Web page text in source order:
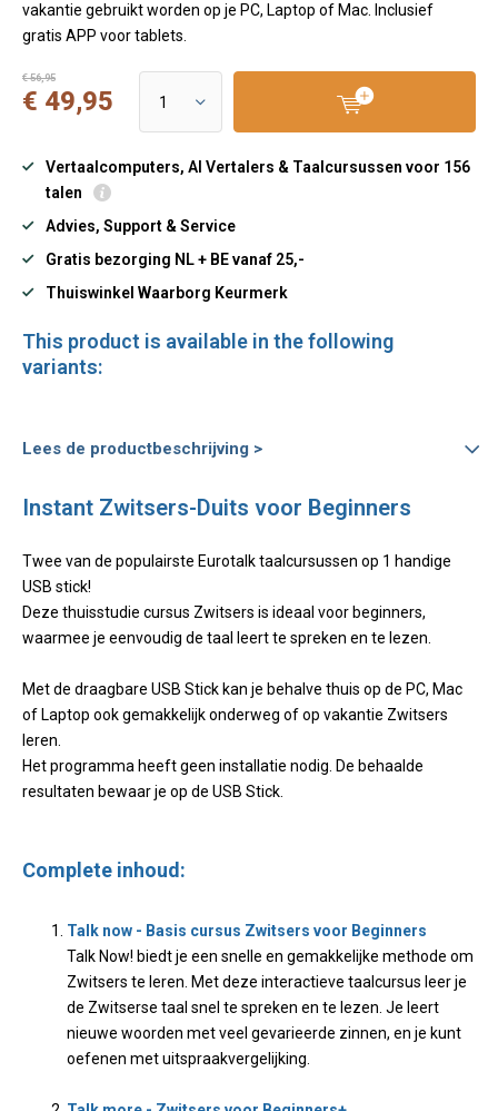
vakantie gebruikt worden op je PC, Laptop of Mac. Inclusief
gratis APP voor tablets.
€ 56,95
€ 49,95
Vertaalcomputers, AI Vertalers & Taalcursussen voor 156
talen
Advies, Support & Service
Gratis bezorging NL + BE vanaf 25,-
Thuiswinkel Waarborg Keurmerk
This product is available in the following
variants:
Lees de productbeschrijving >
Instant Zwitsers-Duits voor Beginners
Twee van de populairste Eurotalk taalcursussen op 1 handige
USB stick!
Deze thuisstudie cursus Zwitsers is ideaal voor beginners,
waarmee je eenvoudig de taal leert te spreken en te lezen.
Met de draagbare USB Stick kan je behalve thuis op de PC, Mac
of Laptop ook gemakkelijk onderweg of op vakantie Zwitsers
leren.
Het programma heeft geen installatie nodig. De behaalde
resultaten bewaar je op de USB Stick.
Complete inhoud:
Talk now - Basis cursus Zwitsers voor Beginners
Talk Now! biedt je een snelle en gemakkelijke methode om
Zwitsers te leren. Met deze interactieve taalcursus leer je
de Zwitserse taal snel te spreken en te lezen. Je leert
nieuwe woorden met veel gevarieerde zinnen, en je kunt
oefenen met uitspraakvergelijking.